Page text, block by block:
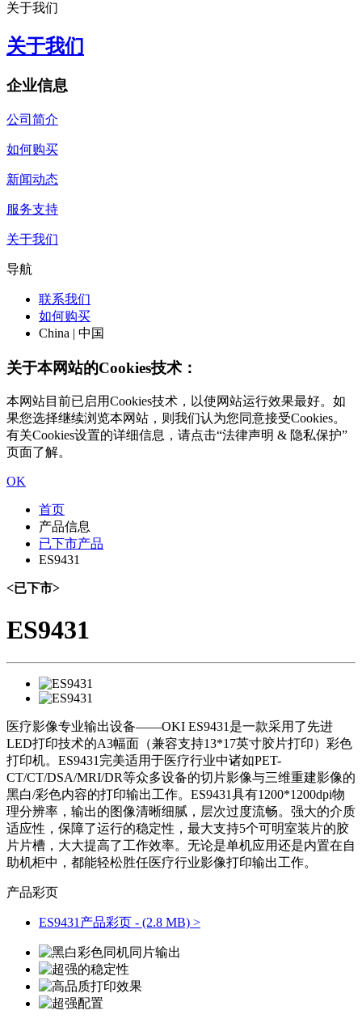
关于我们
关于我们
企业信息
公司简介
如何购买
新闻动态
服务支持
关于我们
导航
联系我们
如何购买
China | 中国
关于本网站的Cookies技术：
本网站目前已启用Cookies技术，以使网站运行效果最好。如
果您选择继续浏览本网站，则我们认为您同意接受Cookies。
有关Cookies设置的详细信息，请点击“法律声明 & 隐私保护”
页面了解。
OK
首页
产品信息
已下市产品
ES9431
<已下市>
ES9431
医疗影像专业输出设备——OKI ES9431是一款采用了先进
LED打印技术的A3幅面（兼容支持13*17英寸胶片打印）彩色
打印机。ES9431完美适用于医疗行业中诸如PET-
CT/CT/DSA/MRI/DR等众多设备的切片影像与三维重建影像的
黑白/彩色内容的打印输出工作。ES9431具有1200*1200dpi物
理分辨率，输出的图像清晰细腻，层次过度流畅。强大的介质
适应性，保障了运行的稳定性，最大支持5个可明室装片的胶
片片槽，大大提高了工作效率。无论是单机应用还是内置在自
助机柜中，都能轻松胜任医疗行业影像打印输出工作。
产品彩页
ES9431产品彩页 - (2.8 MB) >